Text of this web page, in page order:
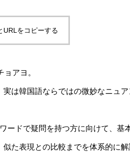
URLをコピーする
アヨ。
は韓国語ならではの微妙なニュ
ードで疑問を持つ方に向けて、基
た表現との比較までを体系的に解